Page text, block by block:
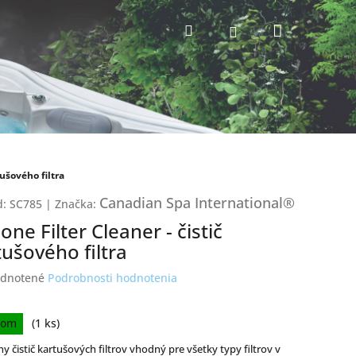
HľadaťPrihlásenieNákupný
košík
filtra
SC785 | Značka: Canadian Spa International®
Filter Cleaner - čistič
filtra
Podrobnosti hodnotenia
(1 ks)
čistič kartušových filtrov vhodný pre všetky typy filtrov v